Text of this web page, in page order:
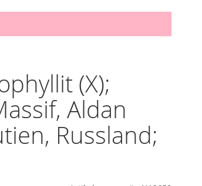
(X);
Aldan
Russland;